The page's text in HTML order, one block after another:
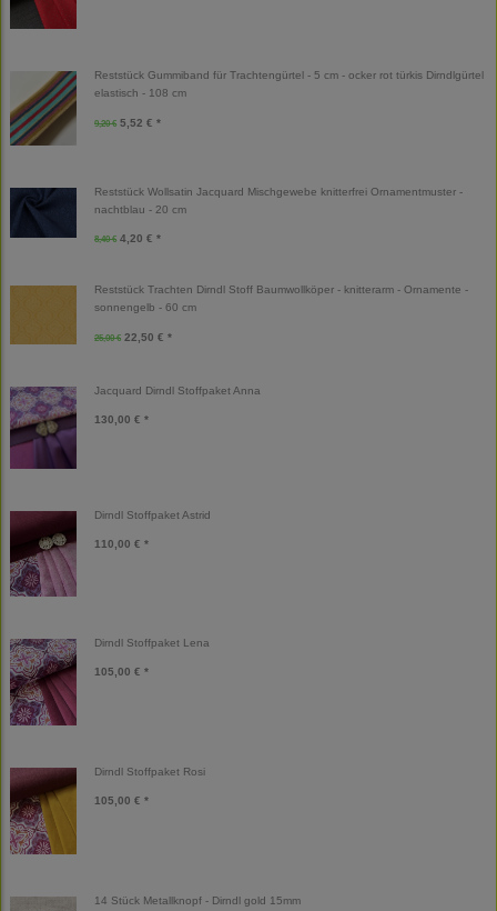
Reststück Gummiband für Trachtengürtel - 5 cm - ocker rot türkis Dirndlgürtel
elastisch - 108 cm
9,20 € 5,52 € *
Reststück Wollsatin Jacquard Mischgewebe knitterfrei Ornamentmuster -
nachtblau - 20 cm
8,40 € 4,20 € *
Reststück Trachten Dirndl Stoff Baumwollköper - knitterarm - Ornamente -
sonnengelb - 60 cm
25,00 € 22,50 € *
Jacquard Dirndl Stoffpaket Anna
130,00 € *
Dirndl Stoffpaket Astrid
110,00 € *
Dirndl Stoffpaket Lena
105,00 € *
Dirndl Stoffpaket Rosi
105,00 € *
14 Stück Metallknopf - Dirndl gold 15mm